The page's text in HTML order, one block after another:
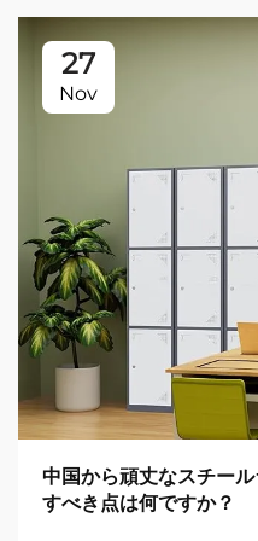
27
Nov
中国から頑丈なスチー
すべき点は何ですか？